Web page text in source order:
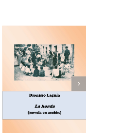
Enrique Blanco Rojas,
Arroz y tartana
(comedia en tres